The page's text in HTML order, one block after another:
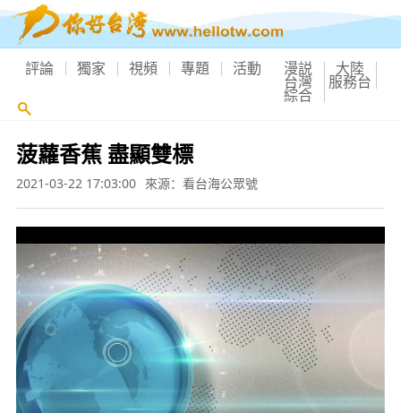
評論 獨家 視頻 專題 活動 漫説 大陸
台灣 服務台
綜合
菠蘿香蕉 盡顯雙標
2021-03-22 17:03:00 來源：看台海公眾號